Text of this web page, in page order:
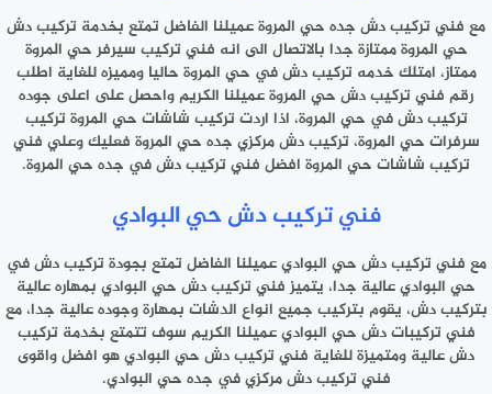
مع فني تركيب دش جده حي المروة عميلنا الفاضل تمتع بخدمة تركيب دش
حي المروة ممتازة جدا بالاتصال الى انه فني تركيب سيرفر حي المروة
ممتاز، امتلك خدمه تركيب دش في حي المروة حاليا ومميزه للغاية اطلب
رقم فني تركيب دش حي المروة عميلنا الكريم واحصل على اعلى جوده
تركيب دش في حي المروة، اذا اردت تركيب شاشات حي المروة تركيب
سرفرات حي المروة، تركيب دش مركزي جده حي المروة فعليك وعلي فني
تركيب شاشات حي المروة افضل فني تركيب دش في جده حي المروة.
فني تركيب دش حي البوادي
مع فني تركيب دش حي البوادي عميلنا الفاضل تمتع بجودة تركيب دش في
حي البوادي عالية جدا، يتميز فني تركيب دش حي البوادي بمهاره عالية
بتركيب دش، يقوم بتركيب جميع انواع الدشات بمهارة وجوده عالية جدا، مع
فني تركيبات دش حي البوادي عميلنا الكريم سوف تتمتع بخدمة تركيب
دش عالية ومتميزة للغاية فني تركيب دش حي البوادي هو افضل واقوى
فني تركيب دش مركزي في جده حي البوادي.